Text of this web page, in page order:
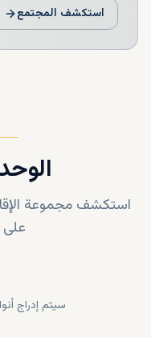
استكشف المجتمع
استكشف مجموعة
على
سيتم إدراج